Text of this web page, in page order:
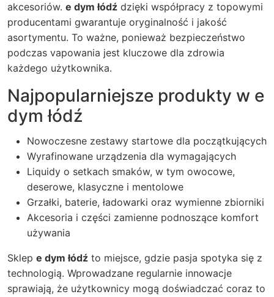
akcesoriów. e dym łódź dzięki współpracy z topowymi
producentami gwarantuje oryginalność i jakość
asortymentu. To ważne, ponieważ bezpieczeństwo
podczas vapowania jest kluczowe dla zdrowia
każdego użytkownika.
Najpopularniejsze produkty w e
dym łódź
Nowoczesne zestawy startowe dla początkujących
Wyrafinowane urządzenia dla wymagających
Liquidy o setkach smaków, w tym owocowe,
deserowe, klasyczne i mentolowe
Grzałki, baterie, ładowarki oraz wymienne zbiorniki
Akcesoria i części zamienne podnoszące komfort
używania
Sklep e dym łódź to miejsce, gdzie pasja spotyka się z
technologią. Wprowadzane regularnie innowacje
sprawiają, że użytkownicy mogą doświadczać coraz to